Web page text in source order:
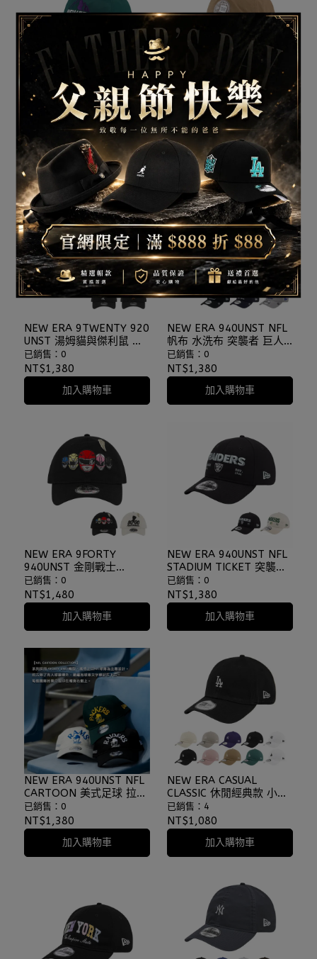
NEW ERA 940UNST
OUTDOOR BOLD COLOR
尼龍 多色 老帽 棒球帽 鴨
舌帽 ⫷ScrewCap⫸
NT$1,380
加入購物車
NEW ERA 9FORTY
940UNST EARTH DAY 地
球日 環保材料 老帽 棒球
帽 ⫷ScrewCap⫸
已銷售：1
NT$1,580
加入購物車
NEW ERA 9TWENTY 920
UNST 湯姆貓與傑利鼠 黑
獨家訂製 軟布 老帽 棒球
帽 ⫷ScrewCap⫸
已銷售：0
NT$1,380
加入購物車
NEW ERA 940UNST NFL
帆布 水洗布 突襲者 巨人
海鷹 美式足球 老帽
⫷ScrewCap⫸
已銷售：0
NT$1,380
加入購物車
NEW ERA 9FORTY
940UNST 金剛戰士
POWER RANGERS 老帽
聯名款 ⫷ScrewCap⫸
已銷售：0
NT$1,480
加入購物車
NEW ERA 940UNST NFL
STADIUM TICKET 突襲者
綠灣包裝工 老帽
⫷ScrewCap⫸
已銷售：0
NT$1,380
加入購物車
NEW ERA 940UNST NFL
CARTOON 美式足球 拉斯
維加斯突襲者 黑色 老帽
⫷ScrewCap⫸
已銷售：0
NT$1,380
加入購物車
NEW ERA CASUAL
CLASSIC 休閒經典款 小標
洋基 道奇 多色 老帽 棒球
帽 軟板老帽 大谷翔平
⫷ScrewCap⫸
已銷售：4
NT$1,080
加入購物車